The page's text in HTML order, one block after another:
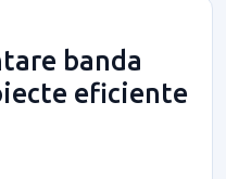
banda
eficiente